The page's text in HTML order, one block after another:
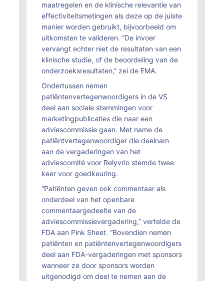
maatregelen en de klinische relevantie van
effectiviteitsmetingen als deze op de juiste
manier worden gebruikt, bijvoorbeeld om
uitkomsten te valideren. “De invoer
vervangt echter niet de resultaten van een
klinische studie, of de beoordeling van de
onderzoeksresultaten,” zei de EMA.
Ondertussen nemen
patiëntenvertegenwoordigers in de VS
deel aan sociale stemmingen voor
marketingpublicaties die naar een
adviescommissie gaan. Met name de
patiëntvertegenwoordiger die deelnam
aan de vergaderingen van het
adviescomité voor Relyvrio stemde twee
keer voor goedkeuring.
“Patiënten geven ook commentaar als
onderdeel van het openbare
commentaargedeelte van de
adviescommissievergadering,” vertelde de
FDA aan Pink Sheet. “Bovendien nemen
patiënten en patiëntenvertegenwoordigers
deel aan FDA-vergaderingen met sponsors
wanneer ze door sponsors worden
uitgenodigd om deel te nemen aan de